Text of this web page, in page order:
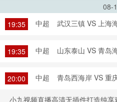
08-
19:35
中超 武汉三镇 VS 上海
19:35 中超 山东泰山 VS 青岛
20:00 中超 青岛西海岸 VS 重
小九视频直播高清无插件打造纯享